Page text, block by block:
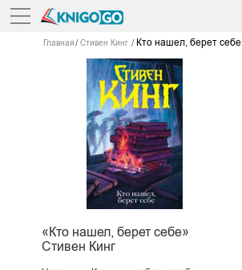
Главная Стивен Кинг Кто нашел, берет себе
«Кто нашел, берет себе»
Стивен Кинг